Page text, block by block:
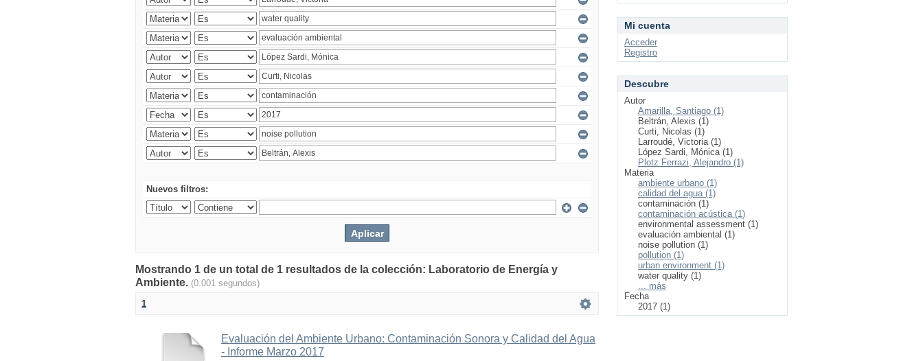
Nuevos filtros:
Mostrando 1 de un total de 1 resultados de la colección: Laboratorio de Energía y
Ambiente. (0.001 segundos)
1
Evaluación del Ambiente Urbano: Contaminación Sonora y Calidad del Agua
- Informe Marzo 2017
Mi cuenta
Acceder
Registro
Descubre
Autor
Amarilla, Santiago (1)
Beltrán, Alexis (1)
Curti, Nicolas (1)
Larroudé, Victoria (1)
López Sardi, Mónica (1)
Plotz Ferrazi, Alejandro (1)
Materia
ambiente urbano (1)
calidad del agua (1)
contaminación (1)
contaminación acústica (1)
environmental assessment (1)
evaluación ambiental (1)
noise pollution (1)
pollution (1)
urban environment (1)
water quality (1)
... más
Fecha
2017 (1)